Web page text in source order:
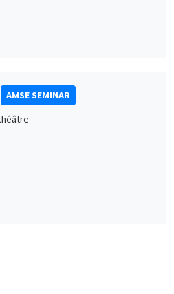
AMSE SEMINAR